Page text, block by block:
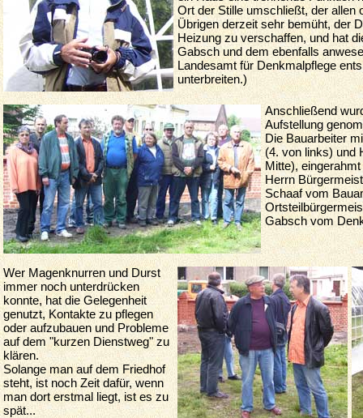
Ort der Stille umschließt, der allen
Übrigen derzeit sehr bemüht, der
Heizung zu verschaffen, und hat
Gabsch und dem ebenfalls
Landesamt für Denkmalpflege
unterbreiten.)
Anschließend
Aufstellung
Die Bauarbeiter
(4. von links) und
Mitte),
Herrn
Schaaf vom
Gabsch vom
Wer Magenknurren und Durst
immer noch unterdrücken
konnte, hat die Gelegenheit
genutzt, Kontakte zu pflegen
oder aufzubauen und Probleme
auf dem "kurzen Dienstweg" zu
klären.
Solange man auf dem Friedhof
steht, ist noch Zeit dafür, wenn
man dort erstmal liegt, ist es zu
spät...